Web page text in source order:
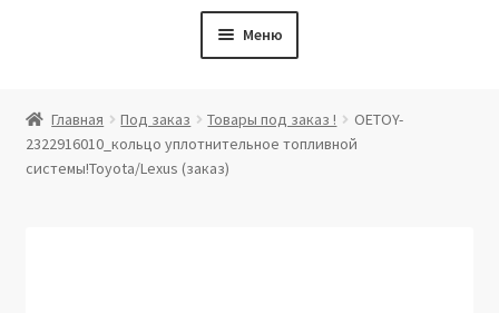
Меню
Витрина
Главная Под заказ Товары под заказ !
OETOY-
2322916010_кольцо уплотнительное топливной
системы!Toyota/Lexus (заказ)